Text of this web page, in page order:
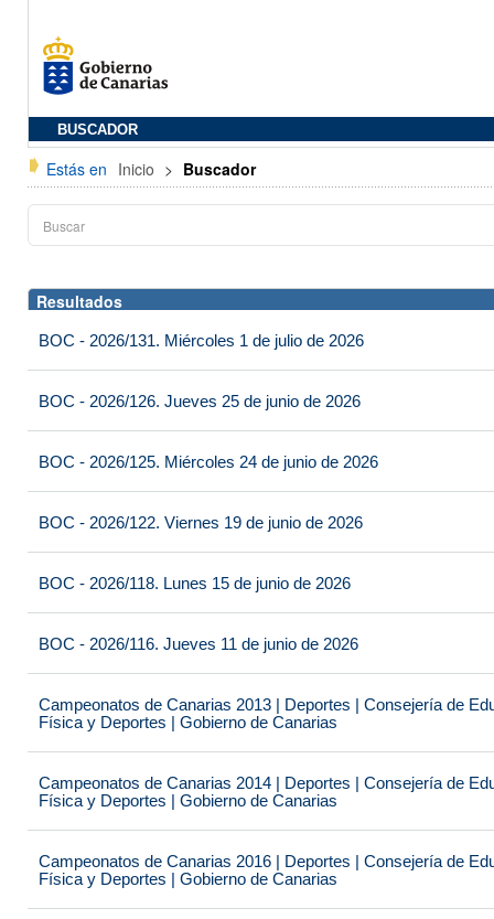
BUSCADOR
Estás en Inicio > Buscador
Resultados
BOC - 2026/131. Miércoles 1 de julio de 2026
BOC - 2026/126. Jueves 25 de junio de 2026
BOC - 2026/125. Miércoles 24 de junio de 2026
BOC - 2026/122. Viernes 19 de junio de 2026
BOC - 2026/118. Lunes 15 de junio de 2026
BOC - 2026/116. Jueves 11 de junio de 2026
Campeonatos de Canarias 2013 | Deportes | Consejería de
Física y Deportes | Gobierno de Canarias
Campeonatos de Canarias 2014 | Deportes | Consejería de
Física y Deportes | Gobierno de Canarias
Campeonatos de Canarias 2016 | Deportes | Consejería de
Física y Deportes | Gobierno de Canarias